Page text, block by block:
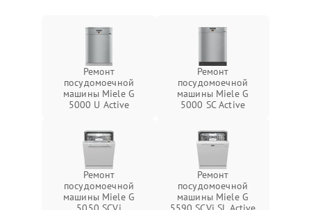
Ремонт
посудомоечной
машины Miele G
5000 U Active
Ремонт
посудомоечной
машины Miele G
5000 SC Active
Ремонт
посудомоечной
машины Miele G
Ремонт
посудомоечной
машины Miele G